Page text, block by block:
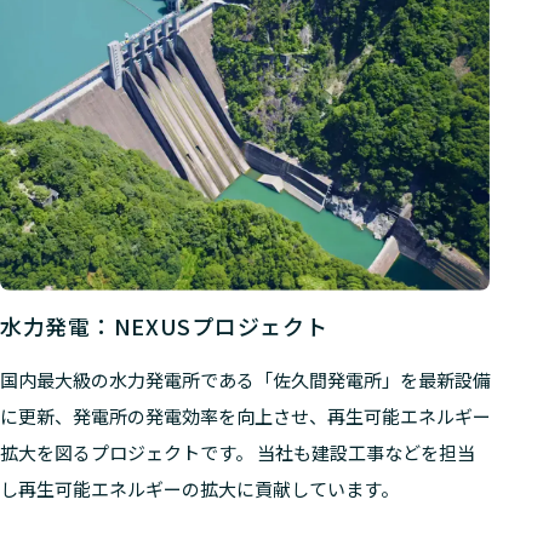
水力発電：NEXUSプロジェクト
国内最大級の水力発電所である「佐久間発電所」を最新設備
に更新、発電所の発電効率を向上させ、再生可能エネルギー
拡大を図るプロジェクトです。 当社も建設工事などを担当
し再生可能エネルギーの拡大に貢献しています。